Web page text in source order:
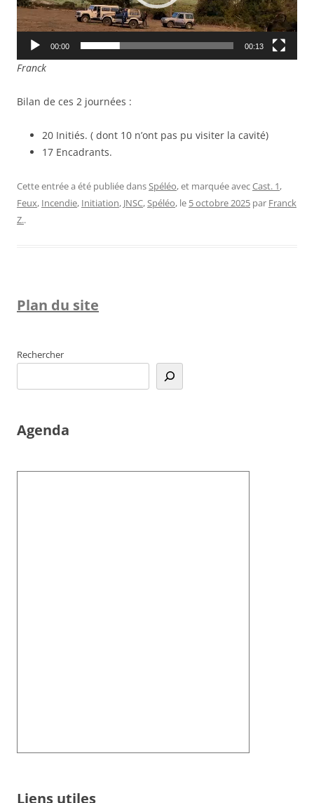
00:00 00:13
Franck
Bilan de ces 2 journées :
20 Initiés. ( dont 10 n’ont pas pu visiter la cavité)
17 Encadrants.
Cette entrée a été publiée dansSpéléo, et marquée avecCast. 1,
Feux, Incendie, Initiation, JNSC,Spéléo, le 5 octobre 2025 par Franck
Z..
Plan du site
Rechercher
Agenda
Liens utiles